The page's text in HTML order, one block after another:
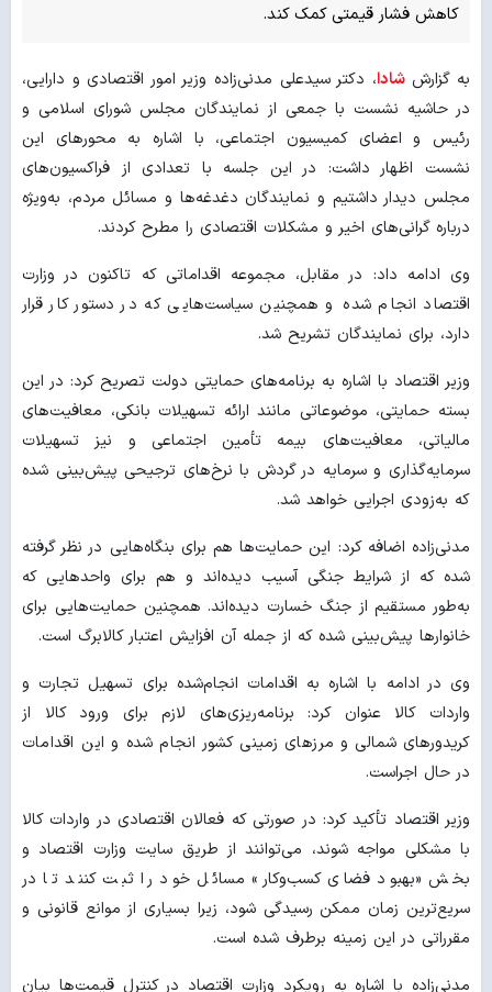
کاهش فشار قیمتی کمک کند.
به گزارششادا، دکتر سیدعلی مدنی‌زاده وزیر امور اقتصادی و دارایی،
در حاشیه نشست با جمعی از نمایندگان مجلس شورای اسلامی و
رئیس و اعضای کمیسیون اجتماعی، با اشاره به محورهای این
نشست اظهار داشت: در این جلسه با تعدادی از فراکسیون‌های
مجلس دیدار داشتیم و نمایندگان دغدغه‌ها و مسائل مردم، به‌ویژه
درباره گرانی‌های اخیر و مشکلات اقتصادی را مطرح کردند.
وی ادامه داد: در مقابل، مجموعه اقداماتی که تاکنون در وزارت
اقتصاد انجام شده و همچنین سیاست‌هایی که در دستور کار قرار
دارد، برای نمایندگان تشریح شد.
وزیر اقتصاد با اشاره به برنامه‌های حمایتی دولت تصریح کرد: در این
بسته حمایتی، موضوعاتی مانند ارائه تسهیلات بانکی، معافیت‌های
مالیاتی، معافیت‌های بیمه تأمین اجتماعی و نیز تسهیلات
سرمایه‌گذاری و سرمایه در گردش با نرخ‌های ترجیحی پیش‌بینی شده
که به‌زودی اجرایی خواهد شد.
مدنی‌زاده اضافه کرد: این حمایت‌ها هم برای بنگاه‌هایی در نظر گرفته
شده که از شرایط جنگی آسیب دیده‌اند و هم برای واحدهایی که
به‌طور مستقیم از جنگ خسارت دیده‌اند. همچنین حمایت‌هایی برای
خانوارها پیش‌بینی شده که از جمله آن افزایش اعتبار کالابرگ است.
وی در ادامه با اشاره به اقدامات انجام‌شده برای تسهیل تجارت و
واردات کالا عنوان کرد: برنامه‌ریزی‌های لازم برای ورود کالا از
کریدورهای شمالی و مرزهای زمینی کشور انجام شده و این اقدامات
در حال اجراست.
وزیر اقتصاد تأکید کرد: در صورتی که فعالان اقتصادی در واردات کالا
با مشکلی مواجه شوند، می‌توانند از طریق سایت وزارت اقتصاد و
بخش «بهبود فضای کسب‌وکار» مسائل خود را ثبت کنند تا در
سریع‌ترین زمان ممکن رسیدگی شود، زیرا بسیاری از موانع قانونی و
مقرراتی در این زمینه برطرف شده است.
مدنی‌زاده با اشاره به رویکرد وزارت اقتصاد در کنترل قیمت‌ها بیان